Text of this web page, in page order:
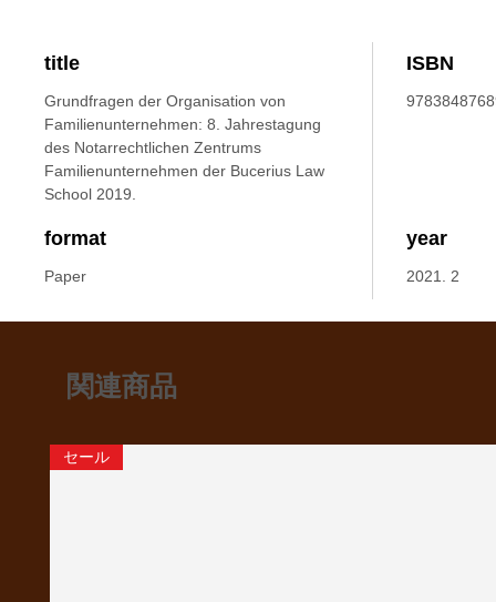
title
Grundfragen der Organisation von
Familienunternehmen: 8. Jahrestagung
des Notarrechtlichen Zentrums
Familienunternehmen der Bucerius Law
School 2019.
ISBN
format
Paper
year
2021. 2
関連商品
セール